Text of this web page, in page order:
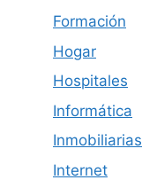
Formación
Hogar
Hospitales
Informática
Inmobiliarias
Internet